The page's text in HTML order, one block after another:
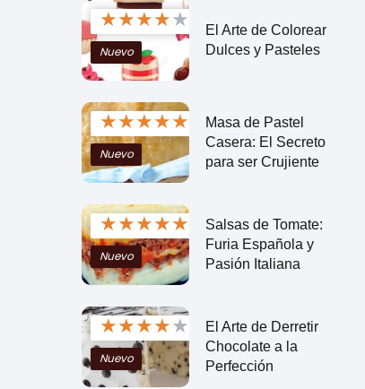
★★★★★
Nuevo
El Arte de Colorear
Dulces y Pasteles
★★★★★
Nuevo
Masa de Pastel
Casera: El Secreto
para ser Crujiente
★★★★★
Nuevo
Salsas de Tomate:
Furia Española y
Pasión Italiana
★★★★★
Nuevo
El Arte de Derretir
Chocolate a la
Perfección